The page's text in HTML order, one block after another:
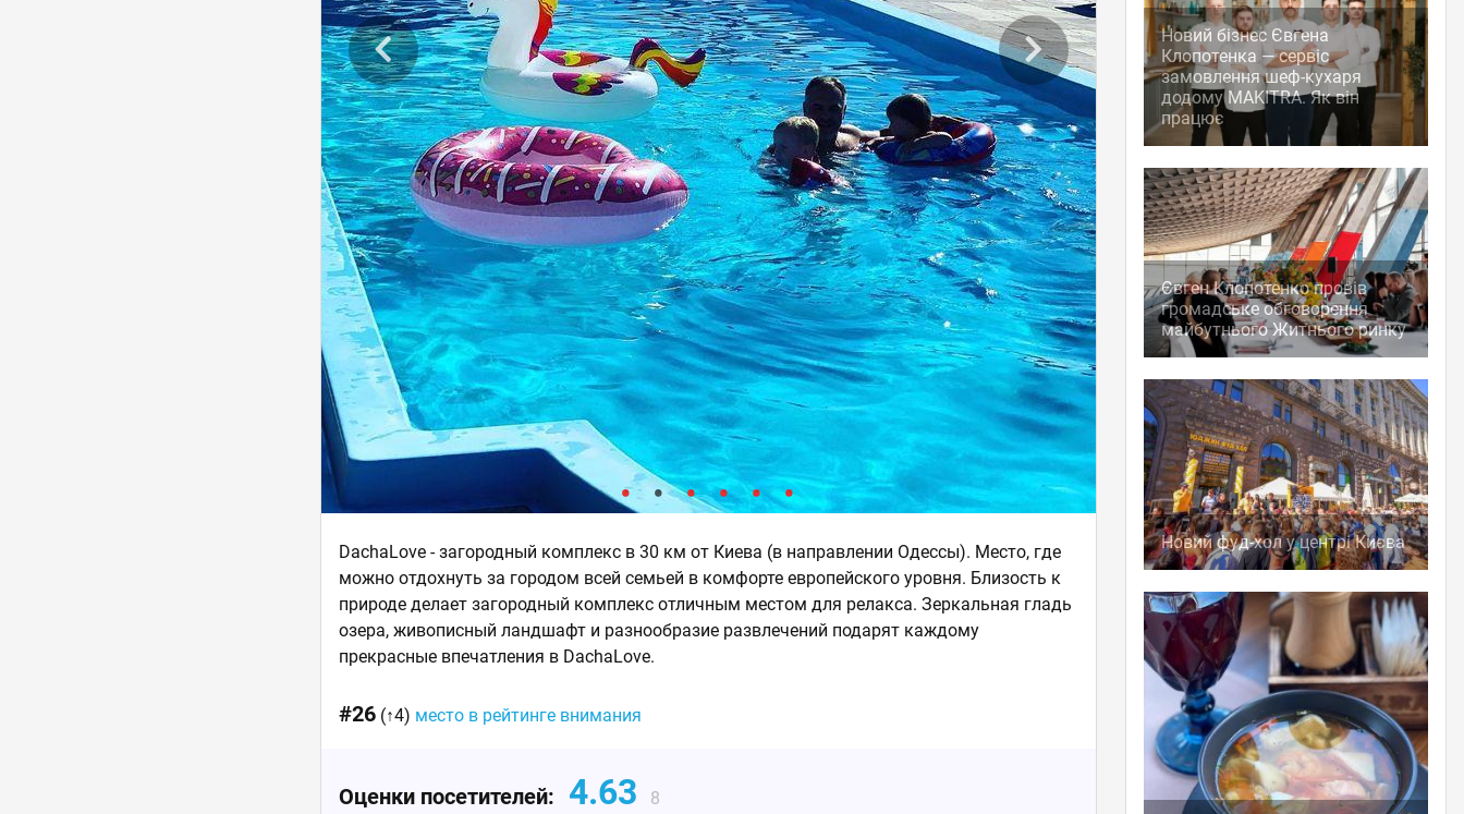
DachaLove - загородный комплекс в 30 км от Киева (в направлении Одессы). Место, где
можно отдохнуть за городом всей семьей в комфорте европейского уровня. Близость к
природе делает загородный комплекс отличным местом для релакса. Зеркальная гладь
озера, живописный ландшафт и разнообразие развлечений подарят каждому
прекрасные впечатления в DachaLove.
#26 (↑4) место в рейтинге внимания
Оценки посетителей: 4.63 8
Новий бізнес Євгена
Клопотенка — сервіс
замовлення шеф-кухаря
додому MAKITRA. Як він
працює
Євген Клопотенко провів
громадське обговорення
майбутнього Житнього ринку
Новий фуд-хол у центрі Києва